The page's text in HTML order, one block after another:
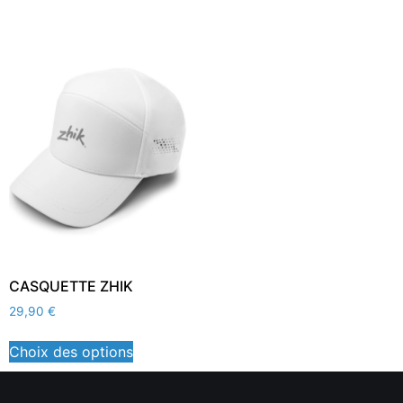
CASQUETTE ZHIK
29,90 €
Choix des options